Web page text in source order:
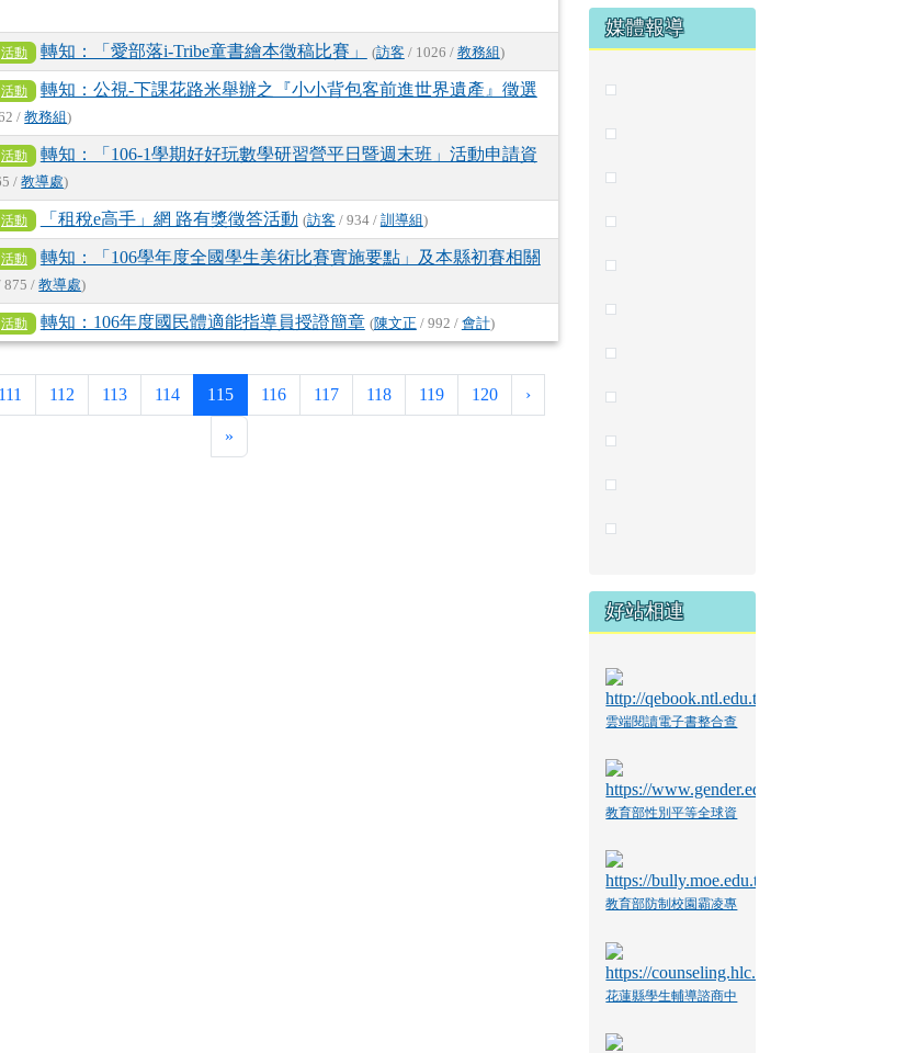
活動 轉知：「愛部落i-Tribe童書繪本徵稿比賽」 (訪客 / 1026 / 教務組)
活動
轉知：公視-下課花路米舉辦之『小小背包客前進世界遺產』徵選
/教務組)
活動
轉知：「106-1學期好好玩數學研習營平日暨週末班」活動申請資
/教導處)
活動 「租稅e高手」網 路有獎徵答活動 (訪客 / 934 / 訓導組)
活動
轉知：「106學年度全國學生美術比賽實施要點」及本縣初賽相關
875 /教導處)
活動 轉知：106年度國民體適能指導員授證簡章 (陳文正 / 992 / 會計)
頁
111 112 113 114 115(目前頁次)
116 117 118 119 120 ›下一頁
»
媒體報導
好站相連
雲端閱讀電子書整合查
教育部性別平等全球資
教育部防制校園霸凌專
花蓮縣學生輔導諮商中